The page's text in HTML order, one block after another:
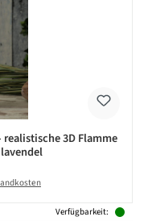
3D Flamme
Verfügbarkeit: